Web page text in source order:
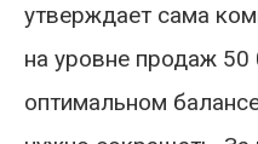
утверждает сама
на уровне продаж
оптимальном